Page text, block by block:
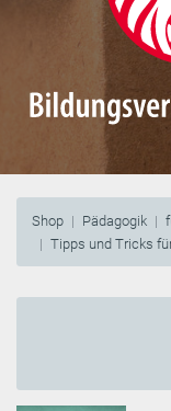
Shop Pädagogik
Tipps und Tricks